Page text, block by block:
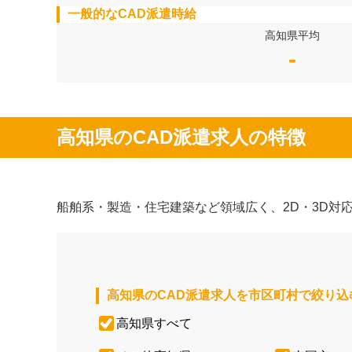
一般的なCAD派遣時給
高知県平均
-
高知県のCAD派遣求人の特徴
船舶系・製造・住宅建築など領域広く、2D・3D対応
高知県のCAD派遣求人を市区町村で絞り込
高知県すべて